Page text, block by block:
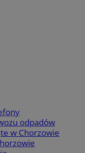
odpadów
w Chorzowie